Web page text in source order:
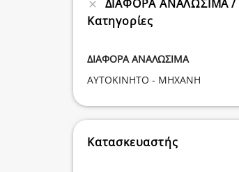
ΔΙΑΦΟΡΑ ΑΝΑΛΩΣΙΜΑ
Κατηγορίες
ΔΙΑΦΟΡΑ ΑΝΑΛΩΣΙΜΑ
ΑΥΤΟΚΙΝΗΤΟ - ΜΗΧΑΝΗ
Κατασκευαστής